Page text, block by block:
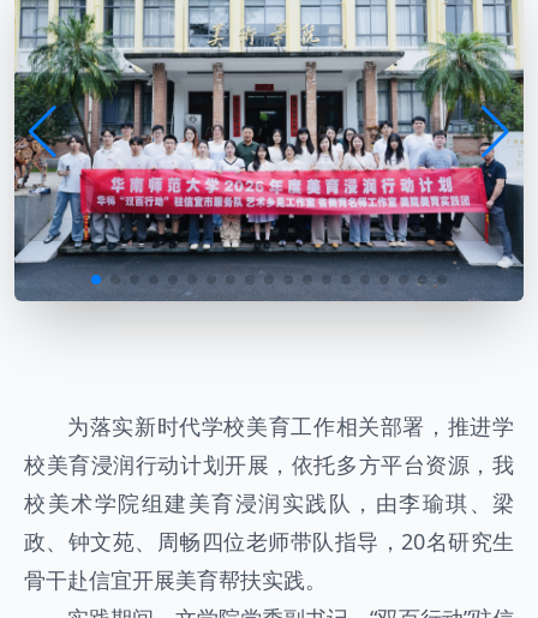
为落实新时代学校美育工作相关部署，推进学
校美育浸润行动计划开展，依托多方平台资源，我
校美术学院组建美育浸润实践队，由李瑜琪、梁
政、钟文苑、周畅四位老师带队指导，20名研究生
骨干赴信宜开展美育帮扶实践。